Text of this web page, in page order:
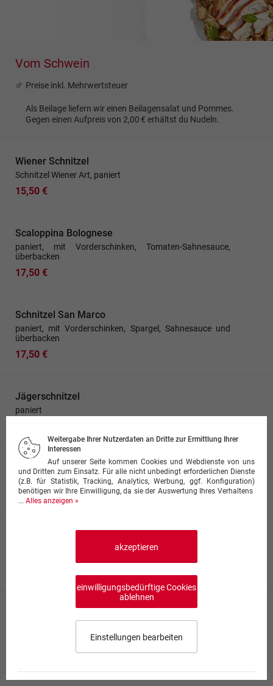
Vom Schwein
Preise inkl. Mehrwertsteuer
Als Beilage liefern wir einen Beilagensalat und Pommes.
Gegen einen Aufpreis von 2,00 € erhältst du Nudeln.
Wiener Schnitzel
Schnitzel Wiener Art, paniert
15,50 €
Scaloppina Bolognese
paniert, mit Vorderschinken, Tomaten-Sahnesauce,
überbacken
17,50 €
Schnitzel San Marco
paniert, mit Vorderschinken, Spargel, Sahnesauce und
überbacken
17,50 €
Jägerschnitzel
paniert
Zigeunerschnitzel
paniert, mit Paprika, Zwiebeln, Champignons
17,50 €
paniert, mit Rahmsauce und Champignons
Hawaii Schnitzel
Weitergabe Ihrer Nutzerdaten an Dritte zur Ermittlung Ihrer
Interessen
Auf unserer Seite kommen Cookies und Webdienste von uns
und Dritten zum Einsatz. Für alle nicht unbedingt erforderlichen Dienste
(z.B. für Statistik, Tracking, Analytics, Werbung, ggf. Konfiguration)
benötigen wir Ihre Einwilligung, da sie der Auswertung Ihres Verhaltens
... Alles anzeigen »
akzeptieren
einwilligungsbedürftige Cookies
ablehnen
Einstellungen bearbeiten